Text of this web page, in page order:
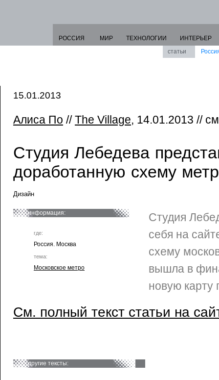
РОССИЯ МИР ТЕХНОЛОГИИ
ИНТЕРЬЕР
статьи
15.01.2013
Алиса По //The Village, 14.01.2013 //
Студия Лебедева
доработанную схему
Дизайн
информация:
где:
Россия. Москва
тема:
Московское метро
Студия
себя на
схему
вышла в
новую карту
См. полный текст статьи на
другие тексты: